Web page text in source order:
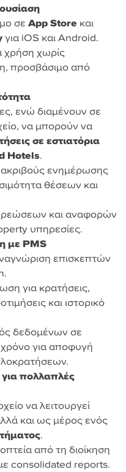
σε App Store και
για iOS και Android.
χρήση χωρίς
προσβάσιμο από
ενώ διαμένουν σε
να μπορούν να
σε εστιατόρια
Hotels.
ενημέρωσης
θέσεων και
και αναφορών
υπηρεσίες.
με PMS
επισκεπτών
για κρατήσεις,
και ιστορικό
δεδομένων σε
για αποφυγή
για πολλαπλές
να λειτουργεί
και ως μέρος ενός
.
από τη διοίκηση
consolidated reports.